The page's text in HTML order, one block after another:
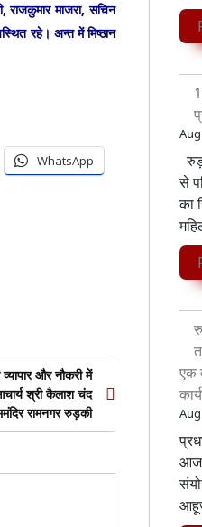
राजकुमार माजरा, सचिन
रहे। अन्त में मिष्ठान
WhatsApp
और नौकरी में
श्री कैलाश चंद
रामनगर रुड़की
से
का
एक
आज